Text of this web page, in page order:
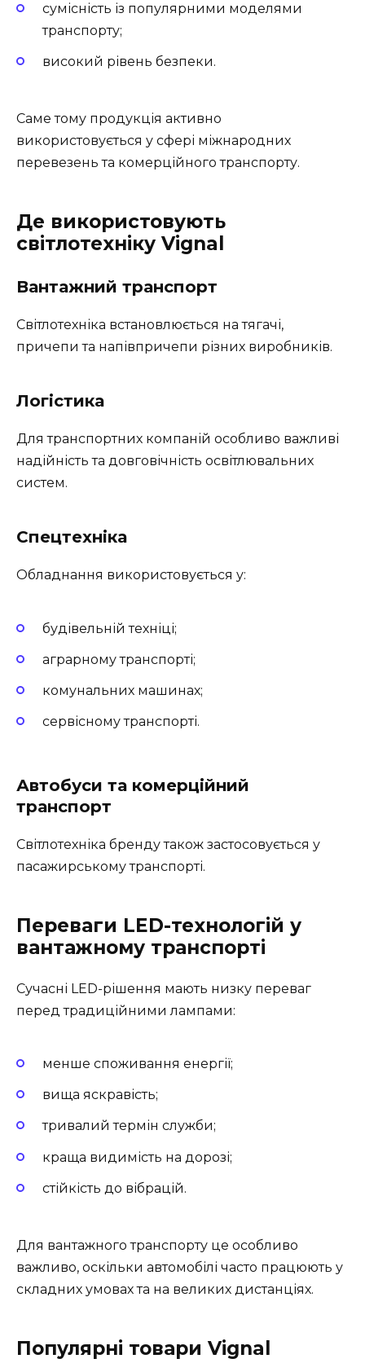
сумісність із популярними моделями
транспорту;
високий рівень безпеки.
Саме тому продукція активно
використовується у сфері міжнародних
перевезень та комерційного транспорту.
Де використовують
світлотехніку Vignal
Вантажний транспорт
Світлотехніка встановлюється на тягачі,
причепи та напівпричепи різних виробників.
Логістика
Для транспортних компаній особливо важливі
надійність та довговічність освітлювальних
систем.
Спецтехніка
Обладнання використовується у:
будівельній техніці;
аграрному транспорті;
комунальних машинах;
сервісному транспорті.
Автобуси та комерційний
транспорт
Світлотехніка бренду також застосовується у
пасажирському транспорті.
Переваги LED-технологій у
вантажному транспорті
Сучасні LED-рішення мають низку переваг
перед традиційними лампами:
менше споживання енергії;
вища яскравість;
тривалий термін служби;
краща видимість на дорозі;
стійкість до вібрацій.
Для вантажного транспорту це особливо
важливо, оскільки автомобілі часто працюють у
складних умовах та на великих дистанціях.
Популярні товари Vignal